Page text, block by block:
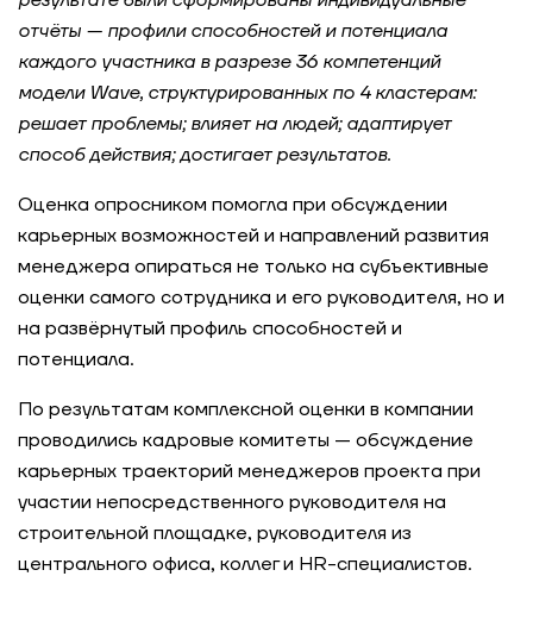
оценку кандидатов
Ритейл-сеть: масштабируемая система оценки
руководителей на 5000 человек
Как распределить ресурсы и повысить
эффективность работы департамента с
помощью оценки компетенций
Game assessment как инструмент развития
будущих лидеров с валидными результатами
Регулярная оценка и развитие управленцев в
международной фармацевтической компании
Сеть быстрого питания: оценка сотрудников
на успешность освоения новых задач и ролей
отчёты — профили способностей и потенциала
каждого участника в разрезе 36 компетенций
модели Wave, структурированных по 4 кластерам:
решает проблемы; влияет на людей; адаптирует
способ действия; достигает результатов.
Оценка опросником помогла при обсуждении
карьерных возможностей и направлений развития
менеджера опираться не только на субъективные
оценки самого сотрудника и его руководителя, но и
на развёрнутый профиль способностей и
потенциала.
По результатам комплексной оценки в компании
проводились кадровые комитеты — обсуждение
карьерных траекторий менеджеров проекта при
участии непосредственного руководителя на
строительной площадке, руководителя из
центрального офиса, коллег и HR-специалистов.